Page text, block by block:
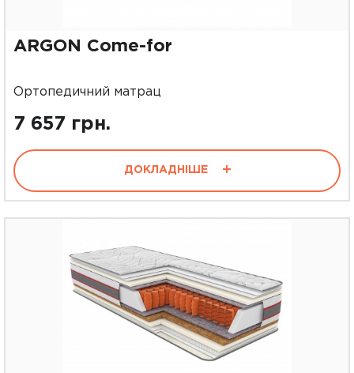
ARGON Come-for
Ортопедичний матрац
7 657 грн.
ДОКЛАДНІШЕ